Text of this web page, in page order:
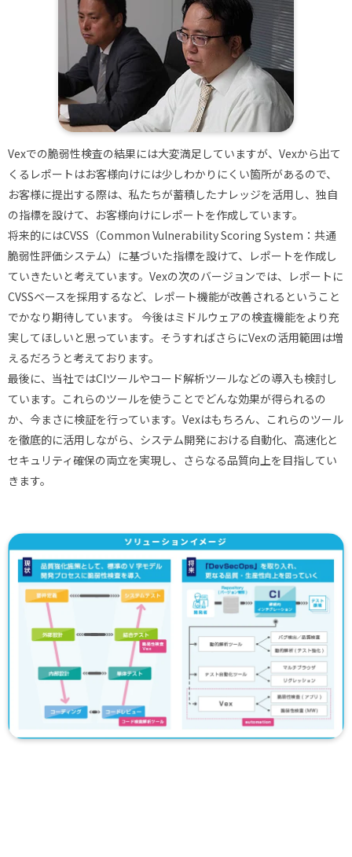
Vexでの脆弱性検査の結果には大変満足していますが、Vexから出て
くるレポートはお客様向けには少しわかりにくい箇所があるので、
お客様に提出する際は、私たちが蓄積したナレッジを活用し、独自
の指標を設けて、お客様向けにレポートを作成しています。
将来的にはCVSS（Common Vulnerability Scoring System：共通
脆弱性評価システム）に基づいた指標を設けて、レポートを作成し
ていきたいと考えています。Vexの次のバージョンでは、レポートに
CVSSベースを採用するなど、レポート機能が改善されるということ
でかなり期待しています。 今後はミドルウェアの検査機能をより充
実してほしいと思っています。そうすればさらにVexの活用範囲は増
えるだろうと考えております。
最後に、当社ではCIツールやコード解析ツールなどの導入も検討し
ています。これらのツールを使うことでどんな効果が得られるの
か、今まさに検証を行っています。Vexはもちろん、これらのツール
を徹底的に活用しながら、システム開発における自動化、高速化と
セキュリティ確保の両立を実現し、さらなる品質向上を目指してい
きます。